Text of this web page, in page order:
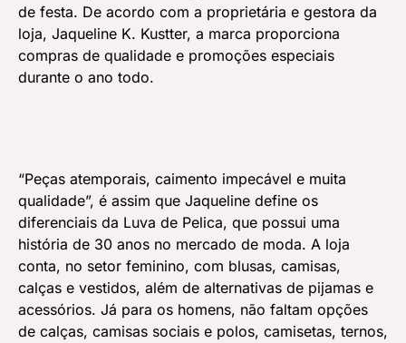
de festa. De acordo com a proprietária e gestora da
loja, Jaqueline K. Kustter, a marca proporciona
compras de qualidade e promoções especiais
durante o ano todo.
“Peças atemporais, caimento impecável e muita
qualidade”, é assim que Jaqueline define os
diferenciais da Luva de Pelica, que possui uma
história de 30 anos no mercado de moda. A loja
conta, no setor feminino, com blusas, camisas,
calças e vestidos, além de alternativas de pijamas e
acessórios. Já para os homens, não faltam opções
de calças, camisas sociais e polos, camisetas, ternos,